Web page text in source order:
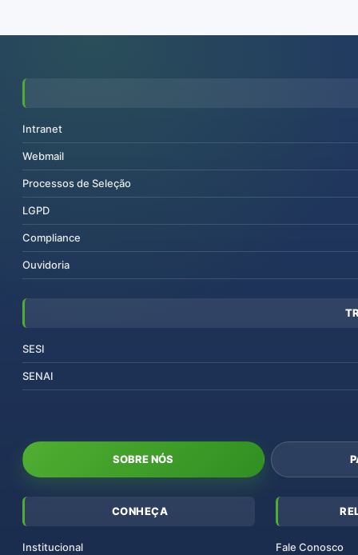
Intranet
Webmail
Processos de Seleção
LGPD
Compliance
Ouvidoria
SESI
SENAI
SOBRE NÓS
CONHEÇA
Institucional Fale Conosco